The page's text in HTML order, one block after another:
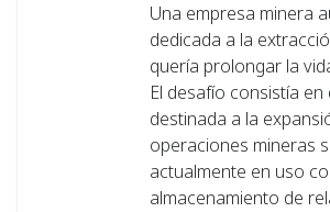
Una empresa minera
dedicada a la
quería prolongar la
El desafío consistía en
destinada a la
operaciones mineras
actualmente en uso
almacenamiento de